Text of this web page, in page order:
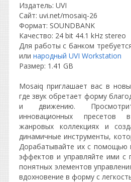
Издатель: UVI
Сайт: uvi.net/mosaiq-26
Формат: SOUNDBANK
Качество: 24 bit 44.1 kHz stereo
Для работы с банком
или народный UVI Workstation
Размер: 1.41 GB
Mosaiq приглашает вас в
где звук обретает форму
и движению.
инновационных пресетов
жанровых коллекциях и
динамичные инструменты,
Дорабатывайте их с помощью
эффектов и управляйте ими с
понятных элементов
вдохновение в форму с